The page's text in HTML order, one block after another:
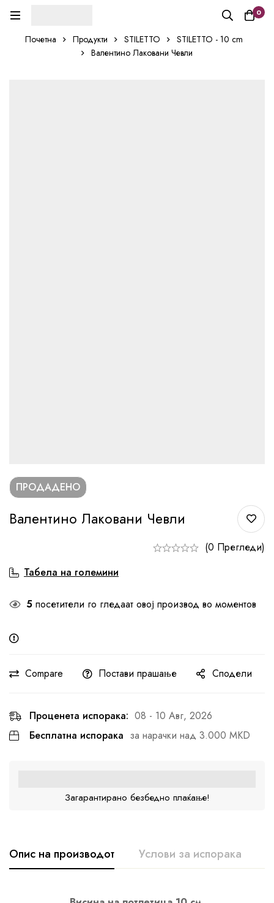
0
Почетна Продукти STILETTO
STILETTO - 10 cm
Валентино Лаковани Чевли
ПРОДАДЕНО
Валентино Лаковани Чевли
(0 Прегледи)
Табела на големини
5 посетители го гледаат овој производ во моментов
Compare Постави прашање Сподели
Проценета испорака: 08 - 10 Авг, 2026
Бесплатна испорака за нарачки над 3.000 MKD
Загарантирано безбедно плаќање!
Опис на производот Услови за испорака